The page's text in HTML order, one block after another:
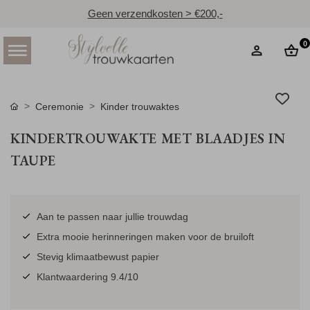
Geen verzendkosten > €200,-
0
Ceremonie Kinder trouwaktes
KINDERTROUWAKTE MET BLAADJES IN
TAUPE
Aan te passen naar jullie trouwdag
Extra mooie herinneringen maken voor de bruiloft
Stevig klimaatbewust papier
Klantwaardering 9.4/10